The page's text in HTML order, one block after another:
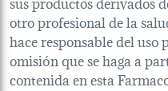
otro profesional de la
hace responsable del
omisión que se haga a
contenida en esta